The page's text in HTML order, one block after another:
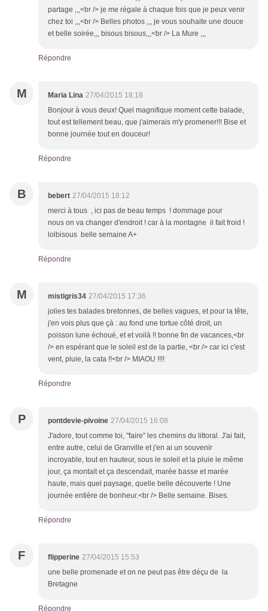
partage ,,,<br /> je me régale à chaque fois que je peux venir
chez toi ,,,<br /> Belles photos ,,, je vous souhaite une douce
et belle soirée,,, bisous bisous,,,<br /> La Mure ,,,
Répondre
M Maria Lina 27/04/2015 18:18
Bonjour à vous deux! Quel magnifique moment cette balade,
tout est tellement beau, que j'aimerais m'y promener!!! Bise et
bonne journée tout en douceur!
Répondre
B bebert 27/04/2015 18:12
merci à tous , ici pas de beau temps ! dommage pour
nous on va changer d'endroit ! car à la montagne il fait froid !
lolbisous belle semaine A+
Répondre
M mistigris34 27/04/2015 17:36
jolies tes balades bretonnes, de belles vagues, et pour la tête,
j'en vois plus que çà : au fond une tortue côté droit, un
poisson lune échoué, et et voilà !! bonne fin de vacances,<br
/> en espérant que le soleil est de la partie, <br /> car ici c'est
vent, pluie, la cata !!<br /> MIAOU !!!!
Répondre
P pontdevie-pivoine 27/04/2015 16:08
J'adore, tout comme toi, "faire" les chemins du littoral. J'ai fait,
entre autre, celui de Granville et j'en ai un souvenir
incroyable, tout en hauteur, sous le soleil et la pluie le même
jour, ça montait et ça descendait, marée basse et marée
haute, mais quel paysage, quelle belle découverte ! Une
journée entière de bonheur.<br /> Belle semaine. Bises.
Répondre
F flipperine 27/04/2015 15:53
une belle promenade et on ne peut pas être déçu de la
Bretagne
Répondre